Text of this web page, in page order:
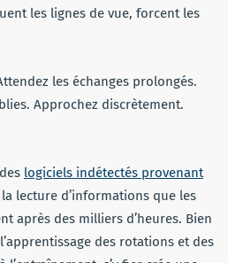
les lignes de vue, forcent les
les échanges prolongés.
Approchez discrètement.
logiciels indétectés provenant
lecture d’informations que les
après des milliers d’heures. Bien
des rotations et des